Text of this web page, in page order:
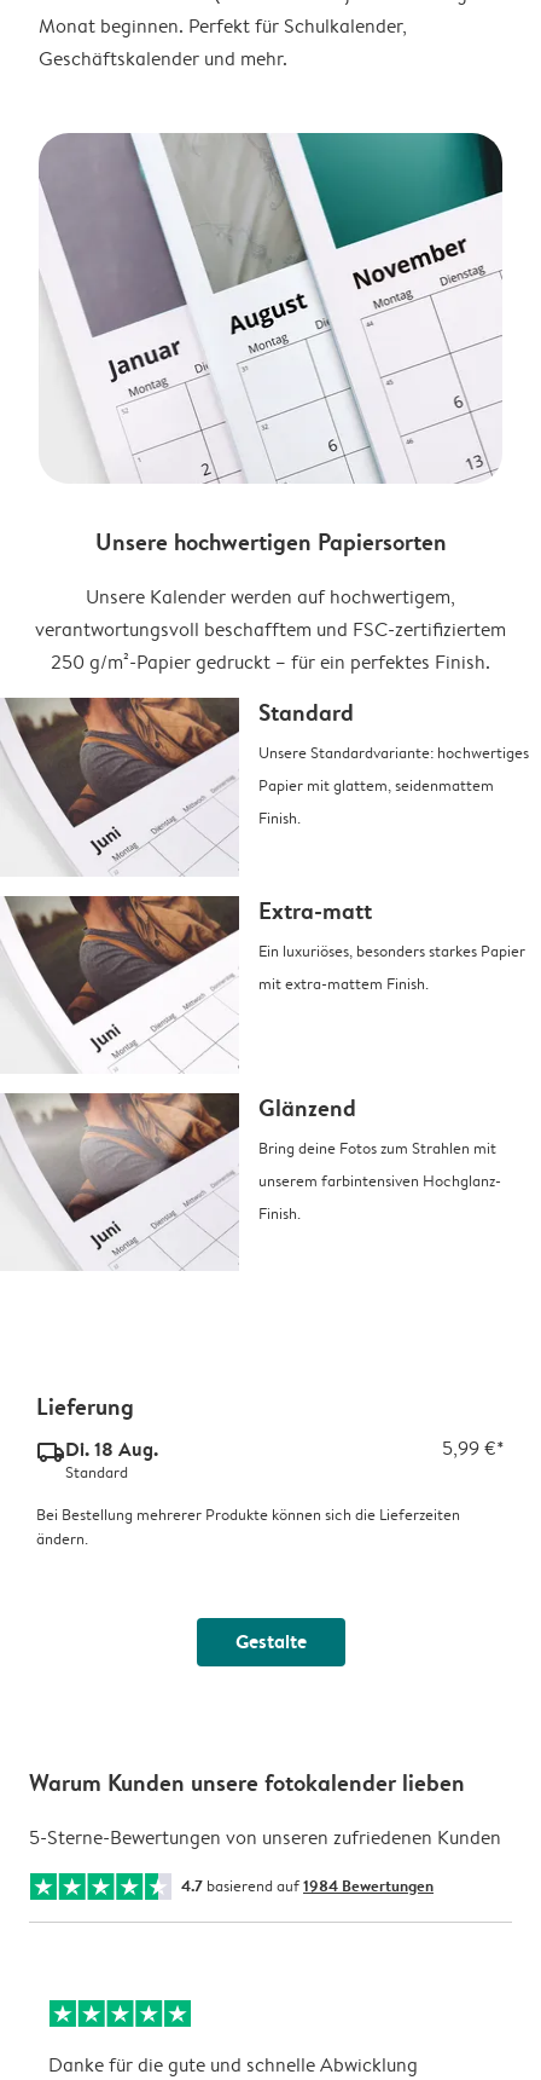
Monat beginnen. Perfekt für Schulkalender,
Geschäftskalender und mehr.
Unsere hochwertigen Papiersorten
Unsere Kalender werden auf hochwertigem,
verantwortungsvoll beschafftem und FSC-zertifiziertem
250 g/m²-Papier gedruckt – für ein perfektes Finish.
Standard
Unsere Standardvariante: hochwertiges
Papier mit glattem, seidenmattem
Finish.
Extra-matt
Ein luxuriöses, besonders starkes Papier
mit extra-mattem Finish.
Glänzend
Bring deine Fotos zum Strahlen mit
unserem farbintensiven Hochglanz-
Finish.
Lieferung
delivery_standard_v2Di. 18 Aug. 5,99 €*
Standard
Bei Bestellung mehrerer Produkte können sich die Lieferzeiten
ändern.
Gestalte
Warum Kunden unsere fotokalender lieben
5-Sterne-Bewertungen von unseren zufriedenen Kunden
4.7 basierend auf1984 Bewertungen
Danke für die gute und schnelle Abwicklung